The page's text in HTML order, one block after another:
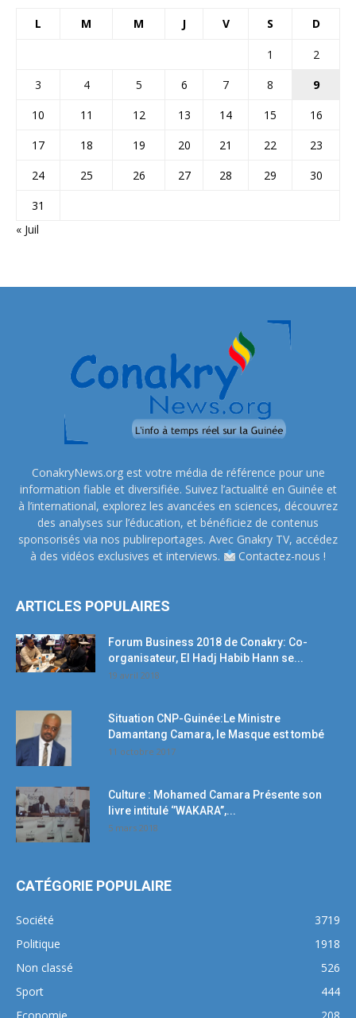
L M M J V S D
1
2
3
4 5 6 7 8
9
10
11 12 13 14 15
16
17
18 19 20 21 22
23
24
25 26 27 28 29
30
31
« Juil
ConakryNews.org est votre média de référence pour une
information fiable et diversifiée. Suivez l’actualité en Guinée et
à l’international, explorez les avancées en sciences, découvrez
des analyses sur l’éducation, et bénéficiez de contenus
sponsorisés via nos publireportages. Avec Gnakry TV, accédez
à des vidéos exclusives et interviews.
Contactez-nous !
ARTICLES POPULAIRES
Forum Business 2018 de Conakry: Co-
organisateur, El Hadj Habib Hann se...
19 avril 2018
Situation CNP-Guinée:Le Ministre
Damantang Camara, le Masque est tombé
11 octobre 2017
Culture : Mohamed Camara Présente son
livre intitulé ‘’WAKARA’’,...
5 mars 2018
CATÉGORIE POPULAIRE
Société
3719
Politique
1918
Non classé
526
Sport
444